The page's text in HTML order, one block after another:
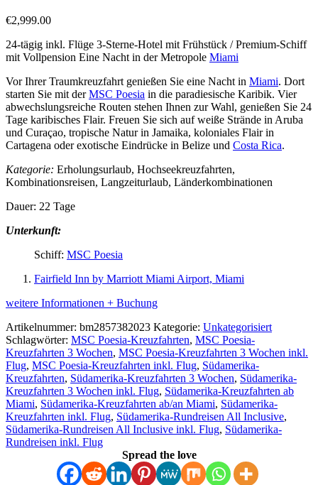
€2,999.00
24-tägig inkl. Flüge 3-Sterne-Hotel mit Frühstück / Premium-Schiff
mit Vollpension Eine Nacht in der Metropole Miami
Vor Ihrer Traumkreuzfahrt genießen Sie eine Nacht in Miami. Dort
starten Sie mit derMSC Poesia in die paradiesische Karibik. Vier
abwechslungsreiche Routen stehen Ihnen zur Wahl, genießen Sie 24
Tage karibisches Flair. Freuen Sie sich auf weiße Strände in Aruba
und Curaçao, tropische Natur in Jamaika, koloniales Flair in
Cartagena oder exotische Eindrücke in Belize und Costa Rica.
Kategorie: Erholungsurlaub, Hochseekreuzfahrten,
Kombinationsreisen, Langzeiturlaub, Länderkombinationen
Dauer: 22 Tage
Unterkunft:
Schiff: MSC Poesia
Fairfield Inn by Marriott Miami Airport, Miami
weitere Informationen + Buchung
Artikelnummer: bm2857382023 Kategorie: Unkategorisiert
Schlagwörter: MSC Poesia-Kreuzfahrten, MSC Poesia-
Kreuzfahrten 3 Wochen, MSC Poesia-Kreuzfahrten 3 Wochen inkl.
Flug, MSC Poesia-Kreuzfahrten inkl. Flug, Südamerika-
Kreuzfahrten, Südamerika-Kreuzfahrten 3 Wochen, Südamerika-
Kreuzfahrten 3 Wochen inkl. Flug, Südamerika-Kreuzfahrten ab
Miami, Südamerika-Kreuzfahrten ab/an Miami, Südamerika-
Kreuzfahrten inkl. Flug, Südamerika-Rundreisen All Inclusive,
Südamerika-Rundreisen All Inclusive inkl. Flug, Südamerika-
Rundreisen inkl. Flug
Spread the love